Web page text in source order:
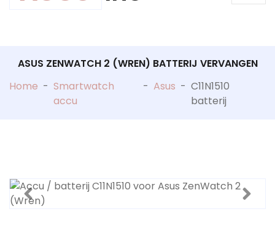
ASUS ZENWATCH 2 (WREN) BATTERIJ VERVANGEN
Home - Smartwatch
accu
- Asus - C11N1510
batterij